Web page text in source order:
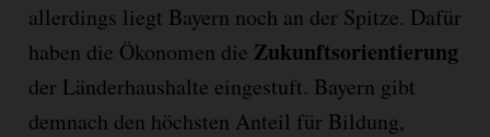
allerdings liegt Bayern noch an der Spitze. Dafür
haben die Ökonomen die Zukunftsorientierung
der Länderhaushalte eingestuft. Bayern gibt
demnach den höchsten Anteil für Bildung,